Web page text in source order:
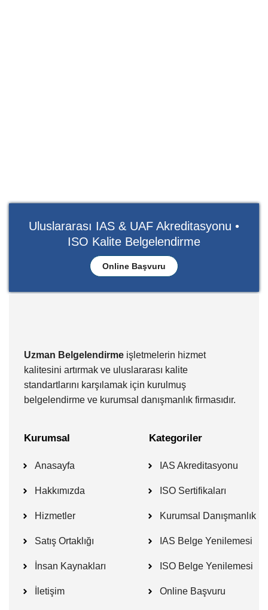
Uluslararası IAS & UAF Akreditasyonu •
ISO Kalite Belgelendirme
Online Başvuru
Uzman Belgelendirme işletmelerin hizmet
kalitesini artırmak ve uluslararası kalite
standartlarını karşılamak için kurulmuş
belgelendirme ve kurumsal danışmanlık firmasıdır.
Kurumsal
Anasayfa
Hakkımızda
Hizmetler
Satış Ortaklığı
İnsan Kaynakları
İletişim
Kategoriler
IAS Akreditasyonu
ISO Sertifikaları
Kurumsal Danışmanlık
IAS Belge Yenilemesi
ISO Belge Yenilemesi
Online Başvuru